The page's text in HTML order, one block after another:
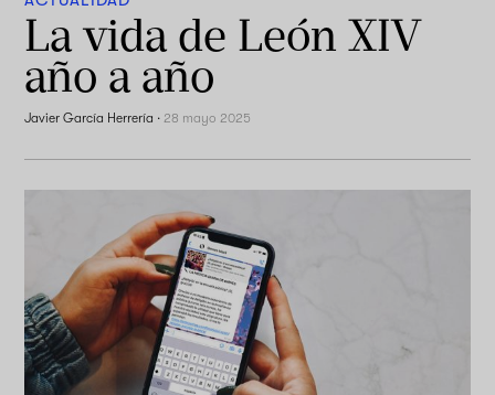
La vida de León XIV
año a año
Javier García Herrería · 28 mayo 2025